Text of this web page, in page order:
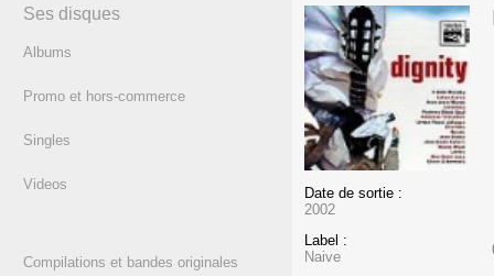
Ses disques
Albums
Promo et hors-commerce
Singles
Videos
Compilations et bandes originales
Date de sortie :
2002
Label :
Naive